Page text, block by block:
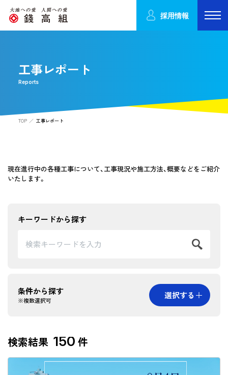
採用情報
工事レポート
Reports
TOP 工事レポート
現在進行中の各種工事について、工事現況や施工方法、概要などをご紹介
いたします。
キーワードから探す
条件から探す
※複数選択可 選択する
地域から探す
検索結果 150 件